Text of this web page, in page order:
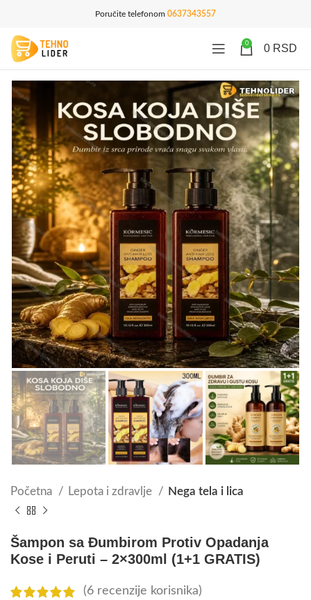
Poručite telefonom 0637343557
0 0 RSD
Početna Lepota i zdravlje Nega tela i lica
Šampon sa Đumbirom Protiv Opadanja
Kose i Peruti – 2×300ml (1+1 GRATIS)
(6 recenzije korisnika)